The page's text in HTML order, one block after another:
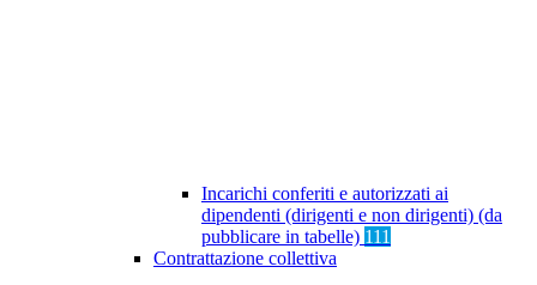
Incarichi conferiti e autorizzati ai
dipendenti (dirigenti e non dirigenti) (da
pubblicare in tabelle) 111
Contrattazione collettiva